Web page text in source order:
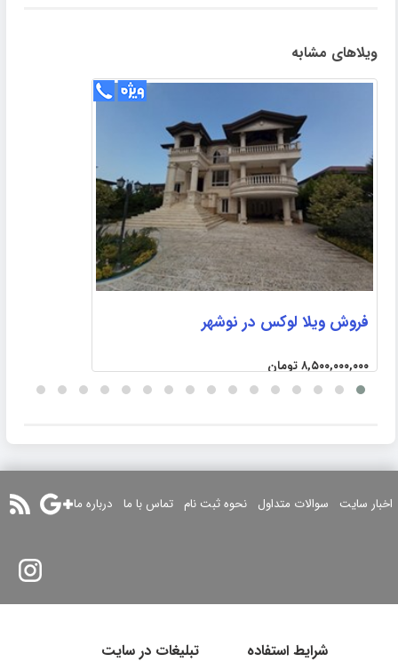
ویلاهای مشابه
فروش ویلا لوکس در نوشهر
۸,۵۰۰,۰۰۰,۰۰۰ تومان
اخبار سایت سوالات متداول نحوه ثبت نام تماس با ما درباره ما
شرایط استفاده تبلیغات در سایت